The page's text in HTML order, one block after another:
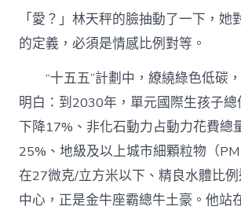
「愛？」林天秤的臉抽動了一下，她
的定義，必須是情感比例對等。
“十五五”計劃中，繚繞綠色低碳
明白：到2030年，單元國際生孩子
下降17%、非化石動力占動力花費總
25%、地級及以上城市細顆粒物（
在27微克/立方米以下、精良水體比
中心，正是金牛座霸總牛土豪。他站